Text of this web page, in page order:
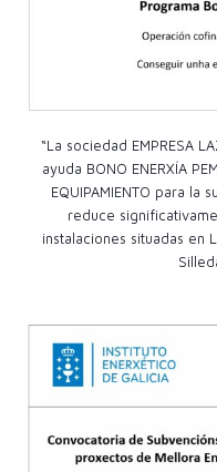
“La sociedad EMPRESA
ayuda BONO ENERXÍA
EQUIPAMIENTO para
reduce
instalaciones situadas en